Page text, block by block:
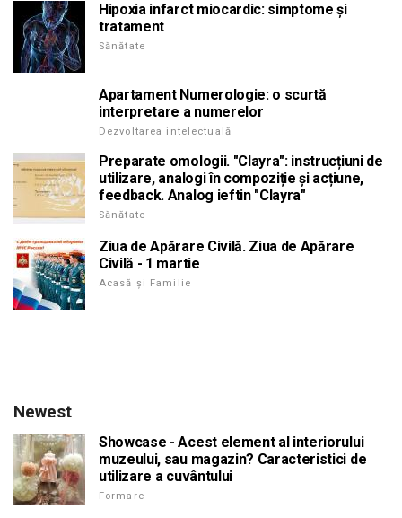
Hipoxia infarct miocardic: simptome și
tratament
Sănătate
Apartament Numerologie: o scurtă
interpretare a numerelor
Dezvoltarea intelectuală
Preparate omologii. "Clayra": instrucțiuni de
utilizare, analogi în compoziție și acțiune,
feedback. Analog ieftin "Clayra"
Sănătate
Ziua de Apărare Civilă. Ziua de Apărare
Civilă - 1 martie
Acasă și Familie
Newest
Showcase - Acest element al interiorului
muzeului, sau magazin? Caracteristici de
utilizare a cuvântului
Formare